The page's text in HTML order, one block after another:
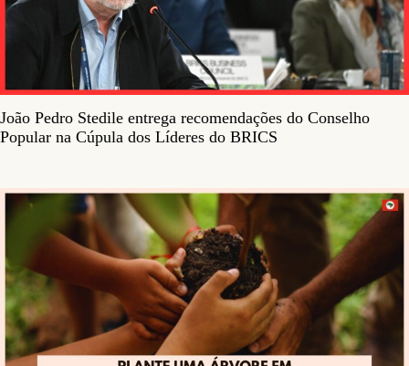
João Pedro Stedile entrega recomendações do Conselho
Popular na Cúpula dos Líderes do BRICS